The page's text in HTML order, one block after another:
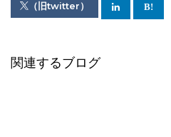
（旧twitter）
関連するブログ